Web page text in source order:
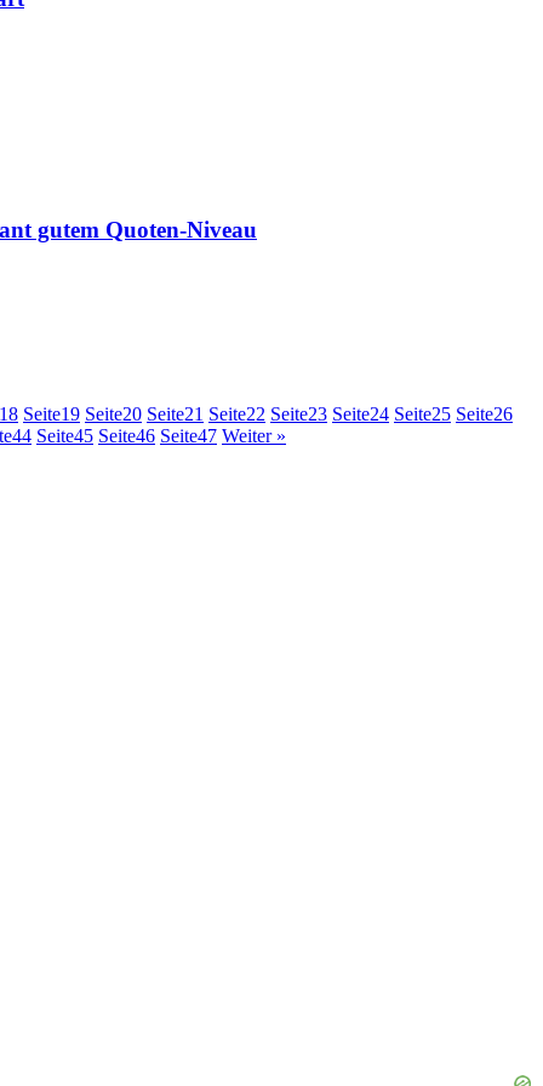
gutem Quoten-Niveau
18 Seite19 Seite20 Seite21 Seite22 Seite23 Seite24 Seite25 Seite26
44 Seite45 Seite46 Seite47 Weiter »